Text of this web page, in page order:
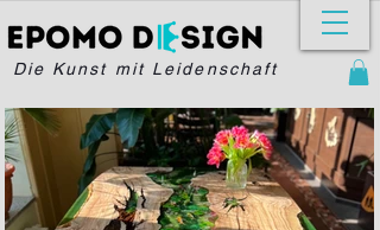
Die Kunst mit Leidenschaft